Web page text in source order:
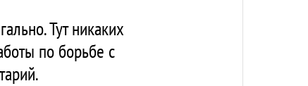
Тут никаких
по борьбе с